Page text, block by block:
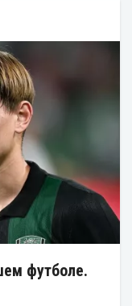
футболе.